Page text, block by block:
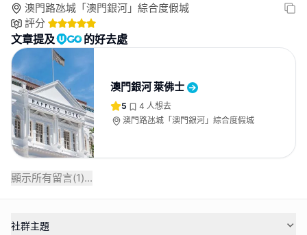
澳門路氹城「澳門銀河」綜合度假城
評分
文章提及 的好去處
澳門銀河 萊佛士
5 4 人想去
澳門路氹城「澳門銀河」綜合度假城
顯示所有留言(1)...
社群主題